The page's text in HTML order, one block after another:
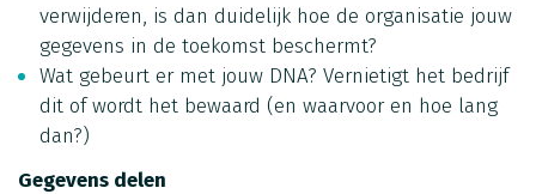
verwijderen, is dan duidelijk hoe de organisatie jouw
gegevens in de toekomst beschermt?
Wat gebeurt er met jouw DNA? Vernietigt het bedrijf
dit of wordt het bewaard (en waarvoor en hoe lang
dan?)
Gegevens delen